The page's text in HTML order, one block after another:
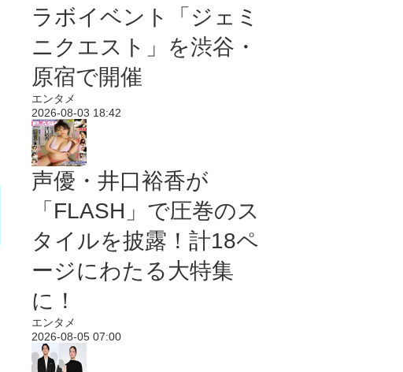
ラボイベント「ジェミ
ニクエスト」を渋谷・
原宿で開催
エンタメ
2026-08-03 18:42
声優・井口裕香が
「FLASH」で圧巻のス
タイルを披露！計18ペ
ージにわたる大特集
に！
エンタメ
2026-08-05 07:00